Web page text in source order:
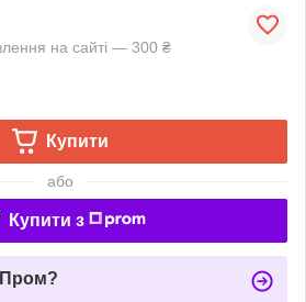
на сайті — 300 ₴
Купити
або
Купити з
Пром?